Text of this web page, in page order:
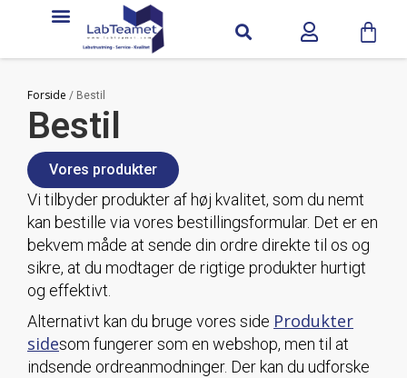
Forside / Bestil
Bestil
Vores produkter
Vi tilbyder produkter af høj kvalitet, som du nemt
kan bestille via vores bestillingsformular. Det er en
bekvem måde at sende din ordre direkte til os og
sikre, at du modtager de rigtige produkter hurtigt
og effektivt.
Alternativt kan du bruge vores side Produkter
sidesom fungerer som en webshop, men til at
indsende ordreanmodninger. Der kan du udforske